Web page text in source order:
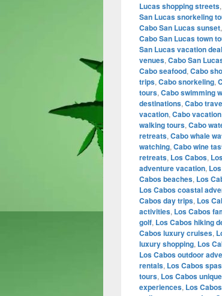
Lucas shopping streets,
San Lucas snorkeling
Cabo San Lucas sunset,
Cabo San Lucas town
San Lucas vacation
venues, Cabo San
Cabo seafood, Cabo
trips, Cabo snorkeling,
tours, Cabo swimming
destinations, Cabo
vacation, Cabo
walking tours, Cabo
retreats, Cabo whale
watching, Cabo wine
retreats, Los Cabos,
adventure vacation,
Cabos beaches, Los
Los Cabos coastal
Cabos day trips, Los
activities, Los Cabos
golf, Los Cabos hiking
Cabos luxury cruises,
luxury shopping, Los
Los Cabos outdoor
rentals, Los Cabos spas
tours, Los Cabos
experiences, Los